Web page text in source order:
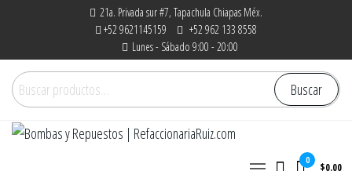
21a. Privada sur #7, Tapachula Chiapas Méx.
+52 9621145159
+52 962 133 8558
Lunes - Sábado 9:00 - 20:00
Buscar
por:
Buscar
0
$0.00